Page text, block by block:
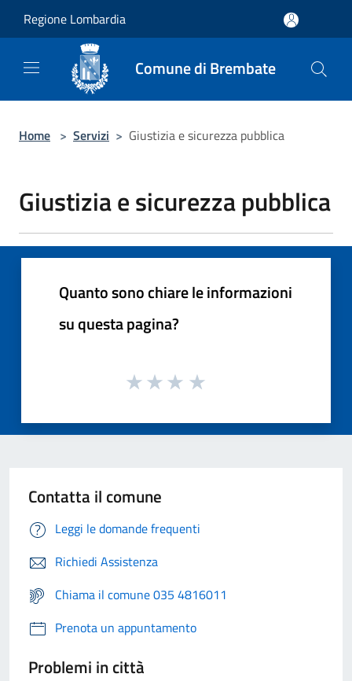
Regione Lombardia
Comune di Brembate
Home > Servizi > Giustizia e sicurezza pubblica
Giustizia e sicurezza pubblica
Quanto sono chiare le informazioni
su questa pagina?
Contatta il comune
Leggi le domande frequenti
Richiedi Assistenza
Chiama il comune 035 4816011
Prenota un appuntamento
Problemi in città